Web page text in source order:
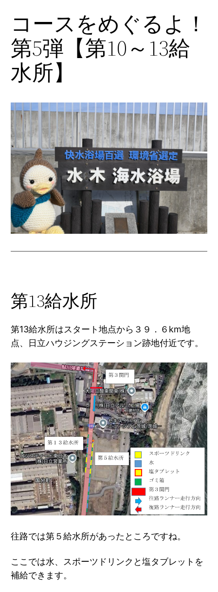
コースをめぐるよ！
第5弾【第10～13給
水所】
第13給水所
第13給水所はスタート地点から３９．６km地
点、日立ハウジングステーション跡地付近です。
往路では第５給水所があったところですね。
ここでは水、スポーツドリンクと塩タブレットを
補給できます。